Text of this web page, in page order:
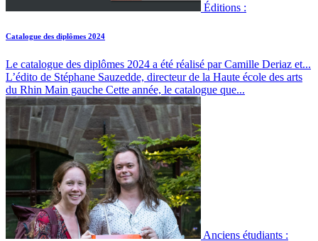
Éditions :
Catalogue des diplômes 2024
Le catalogue des diplômes 2024 a été réalisé par Camille Deriaz et...
L’édito de Stéphane Sauzedde, directeur de la Haute école des arts
du Rhin Main gauche Cette année, le catalogue que...
Anciens étudiants :